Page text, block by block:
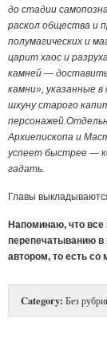
до стадии
раскол общества и
полумагических и
царит хаос и
камней —
камни», указанные
шхуну старого
Архиепископа и
успеет быстрее —
гадать.
Главы
Напоминаю, что все
перепечатыванию в
автором, то есть со
Category: Без